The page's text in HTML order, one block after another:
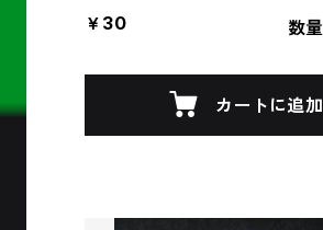
￥30 数量
カートに追加